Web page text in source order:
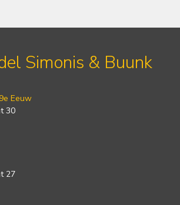
Simonis & Buunk
Eeuw
30
27